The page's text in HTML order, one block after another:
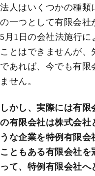
法人はいくつかの種類
の一つとして有限会社
5月1日の会社法施行
ことはできませんが
であれば、今でも有限
ません。
しかし、実際には有
の有限会社は株式会社
うな企業を特例有限
こともある有限会社
って、特例有限会社へ